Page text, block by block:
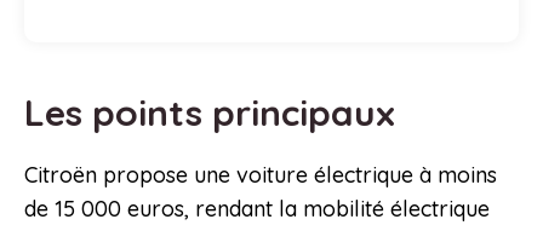
Les points principaux
Citroën propose une voiture électrique à moins
de 15 000 euros, rendant la mobilité électrique